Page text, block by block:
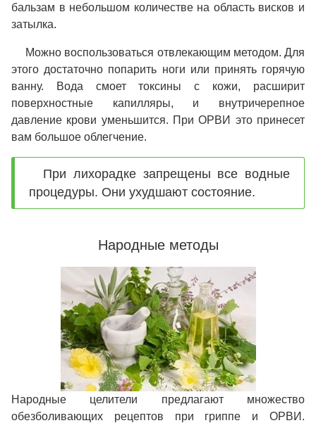
бальзам в небольшом количестве на область висков и
затылка.
Можно воспользоваться отвлекающим методом. Для
этого достаточно попарить ноги или принять горячую
ванну. Вода смоет токсины с кожи, расширит
поверхностные капилляры, и внутричерепное
давление крови уменьшится. При ОРВИ это принесет
вам большое облегчение.
При лихорадке запрещены все водные
процедуры. Они ухудшают состояние.
Народные методы
Народные целители предлагают множество
обезболивающих рецептов при гриппе и ОРВИ.